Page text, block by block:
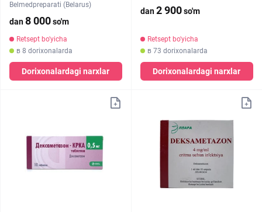
Belmedpreparati (Belarus)
dan8 000so'm
Retsept bo'yicha
в 8 dorixonalarda
Dorixonalardagi narxlar
dan2 900so'm
Retsept bo'yicha
в 73 dorixonalarda
Dorixonalardagi narxlar